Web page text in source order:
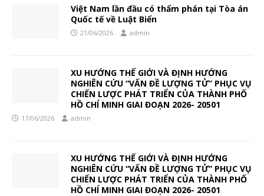
Việt Nam lần đầu có thẩm phán tại Tòa án
Quốc tế về Luật Biển
21/06/2026 admin
XU HƯỚNG THẾ GIỚI VÀ ĐỊNH HƯỚNG
NGHIÊN CỨU “VẤN ĐỀ LƯỢNG TỬ” PHỤC VỤ
CHIẾN LƯỢC PHÁT TRIỂN CỦA THÀNH PHỐ
HỒ CHÍ MINH GIAI ĐOẠN 2026- 20501
17/06/2026 admin
XU HƯỚNG THẾ GIỚI VÀ ĐỊNH HƯỚNG
NGHIÊN CỨU “VẤN ĐỀ LƯỢNG TỬ” PHỤC VỤ
CHIẾN LƯỢC PHÁT TRIỂN CỦA THÀNH PHỐ
HỒ CHÍ MINH GIAI ĐOẠN 2026- 20501